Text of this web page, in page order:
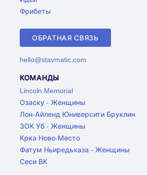
Фрибеты
ОБРАТНАЯ СВЯЗЬ
hello@stavmatic.com
КОМАНДЫ
Lincoln Memorial
Озаску - Женщины
Лон-Айленд Юниверсити Бруклин
ЗОК Уб - Женщины
Крка Ново-Место
Фатум Ньиредьхаза - Женщины
Сеси ВК